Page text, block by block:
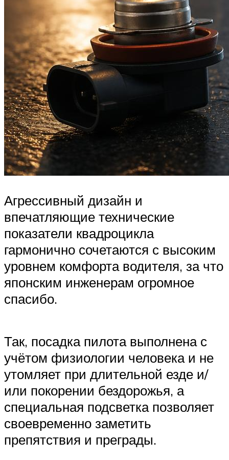
Агрессивный дизайн и
впечатляющие технические
показатели квадроцикла
гармонично сочетаются с высоким
уровнем комфорта водителя, за что
японским инженерам огромное
спасибо.
Так, посадка пилота выполнена с
учётом физиологии человека и не
утомляет при длительной езде и/
или покорении бездорожья, а
специальная подсветка позволяет
своевременно заметить
препятствия и преграды.